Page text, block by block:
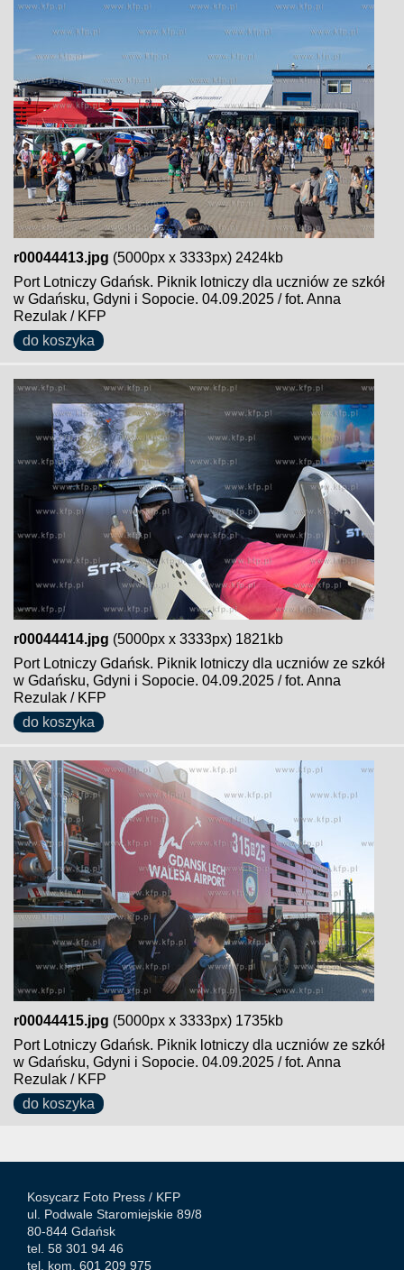
r00044413.jpg (5000px x 3333px) 2424kb
Port Lotniczy Gdańsk. Piknik lotniczy dla uczniów ze szkół
w Gdańsku, Gdyni i Sopocie. 04.09.2025 / fot. Anna
Rezulak / KFP
do koszyka
r00044414.jpg (5000px x 3333px) 1821kb
Port Lotniczy Gdańsk. Piknik lotniczy dla uczniów ze szkół
w Gdańsku, Gdyni i Sopocie. 04.09.2025 / fot. Anna
Rezulak / KFP
do koszyka
r00044415.jpg (5000px x 3333px) 1735kb
Port Lotniczy Gdańsk. Piknik lotniczy dla uczniów ze szkół
w Gdańsku, Gdyni i Sopocie. 04.09.2025 / fot. Anna
Rezulak / KFP
do koszyka
Kosycarz Foto Press / KFP
ul. Podwale Staromiejskie 89/8
80-844 Gdańsk
tel. 58 301 94 46
tel. kom. 601 209 975